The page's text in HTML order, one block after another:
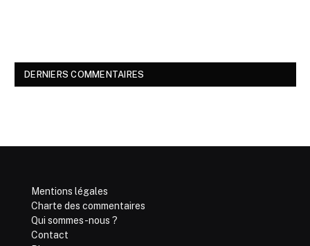
DERNIERS COMMENTAIRES
Mentions légales
Charte des commentaires
Qui sommes-nous ?
Contact